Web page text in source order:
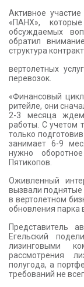
Активное
«ПАНХ»,
обсуждаемых
обратил
структура
вертолетных
перевозок.
«Финансовый
ритейле, они
2-3 месяца
работы. С учетом
только
занимает 6-9
нужно
Пятикопов.
Оживленный
вызвали поднятые
в вертолетном
обновления парка
Представитель
Егельский
лизинговыми
рассмотрения
полугода, а
требований не